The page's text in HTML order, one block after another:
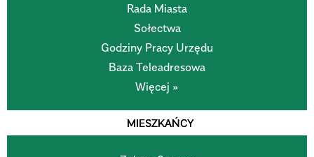
Rada Miasta
Sołectwa
Godziny Pracy Urzędu
Baza Teleadresowa
Więcej »
MIESZKAŃCY